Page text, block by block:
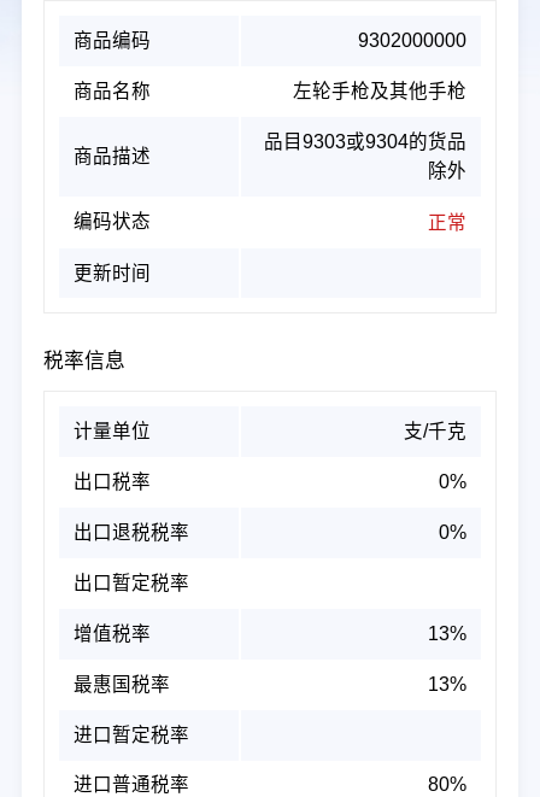
商品编码 9302000000
商品名称 左轮手枪及其他手枪
商品描述
品目9303或9304的货品
除外
编码状态 正常
更新时间
税率信息
计量单位 支/千克
出口税率 0%
出口退税税率 0%
出口暂定税率
增值税率 13%
最惠国税率 13%
进口暂定税率
进口普通税率 80%